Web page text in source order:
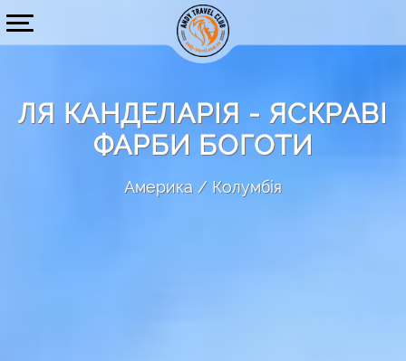
ЛЯ КАНДЕЛАРІЯ - ЯСКРАВІ
ФАРБИ БОГОТИ
Америка Колумбія